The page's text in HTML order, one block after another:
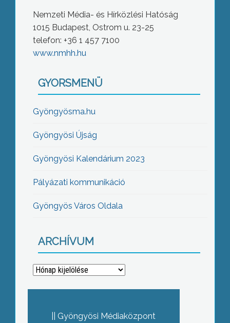
Nemzeti Média- és Hírközlési Hatóság
1015 Budapest, Ostrom u. 23-25
telefon: +36 1 457 7100
www.nmhh.hu
GYORSMENÜ
Gyöngyösma.hu
Gyöngyösi Újság
Gyöngyösi Kalendárium 2023
Pályázati kommunikáció
Gyöngyös Város Oldala
ARCHÍVUM
Archívum
Gyöngyösi Médiaközpont